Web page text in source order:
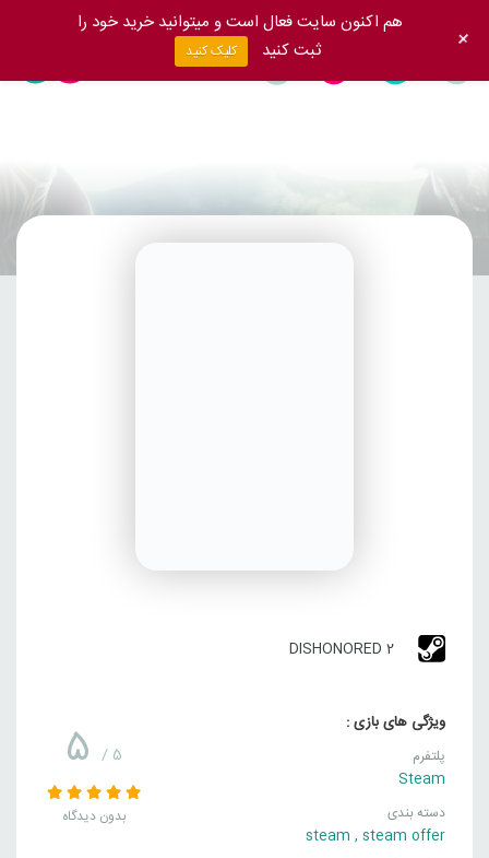
DISHONORED 2
ویژگی های بازی :
پلتفرم
Steam
دسته بندی
steam , steam offer
5 / 5
بدون دیدگاه
هم اکنون سایت فعال است و میتوانید خرید خود را
ثبت کنید
کلیک کنید +